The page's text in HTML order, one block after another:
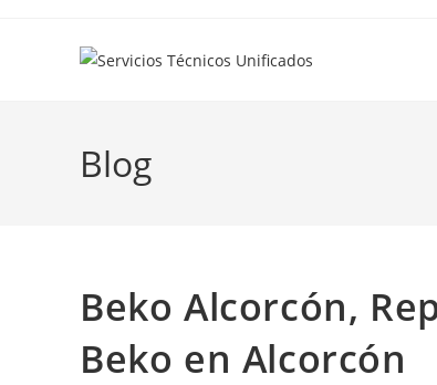
Blog
Beko Alcorcón,
Beko en Alcorcón